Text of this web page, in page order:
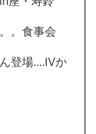
。食事会
登場....Ⅳか